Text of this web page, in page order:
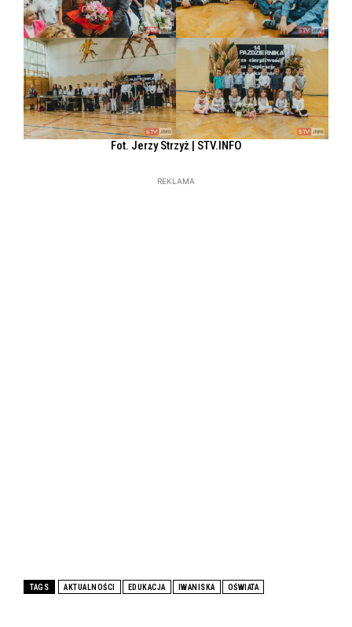
Fot. Jerzy Strzyż | STV.INFO
REKLAMA
TAGS AKTUALNOŚCI EDUKACJA IWANISKA OŚWIATA